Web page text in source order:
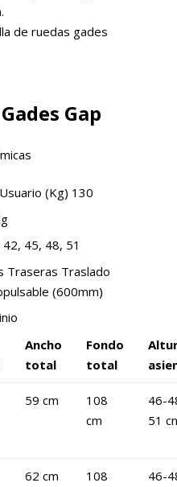
Gap
(Kg) 130
45, 48, 51
Traseras Traslado
(600mm)
Ancho
total
Fondo
total
59 cm
108
cm
46-
51
62 cm
108
46-